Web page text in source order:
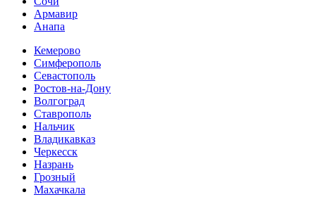
Армавир
Анапа
Кемерово
Симферополь
Севастополь
Ростов-на-Дону
Волгоград
Ставрополь
Нальчик
Владикавказ
Черкесск
Назрань
Грозный
Махачкала